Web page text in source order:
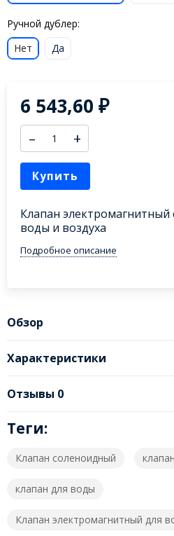
Ручной дублер:
Нет
Да
6 543,60₽
– +
Купить
Клапан
воды и воздуха
Подробное описание
Обзор
Характеристики
Отзывы 0
Теги:
Клапан соленоидный
клапан для воды
Клапан электромагнитный для